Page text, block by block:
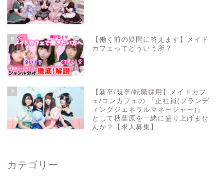
8
【働く前の疑問に答えます】メイド
カフェってどういう所？
9
【新卒/既卒/転職採用】メイドカフ
ェ/コンカフェの 『正社員(ブランデ
ィングジェネラルマネージャー)』
として秋葉原を一緒に盛り上げませ
んか？【求人募集】
カテゴリー